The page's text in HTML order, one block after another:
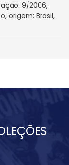
9/2006,
origem: Brasil,